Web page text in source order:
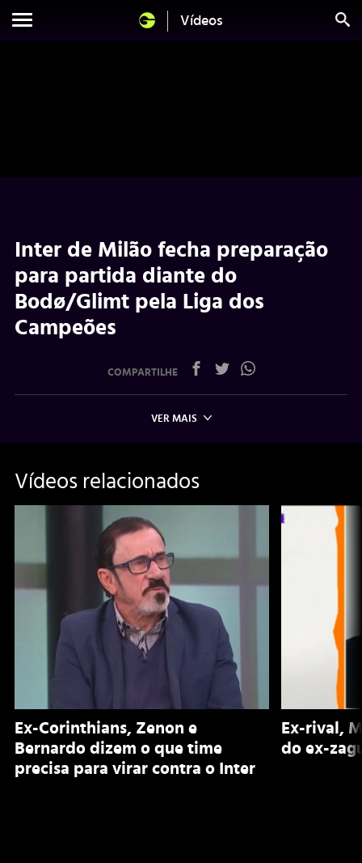
Vídeos
Inter de Milão fecha preparação
para partida diante do
Bodø/Glimt pela Liga dos
Campeões
COMPARTILHE
VER MAIS
Vídeos relacionados
Ex-Corinthians, Zenon e
Bernardo dizem o que time
precisa para virar contra o Inter
Ex-rival,
do ex-